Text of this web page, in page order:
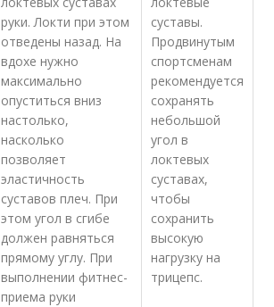
руки. Локти при этом
отведены назад. На
вдохе нужно
максимально
опуститься вниз
настолько,
насколько
позволяет
эластичность
суставов плеч. При
этом угол в сгибе
должен равняться
прямому углу. При
выполнении фитнес-
приема руки
суставы.
Продвинутым
спортсменам
рекомендуется
сохранять
небольшой
угол в
локтевых
суставах,
чтобы
сохранить
высокую
нагрузку на
трицепс.